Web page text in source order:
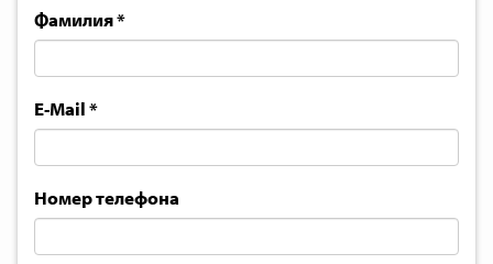
Фамилия*
E-Mail*
Номер телефона